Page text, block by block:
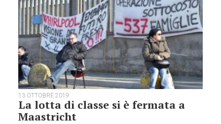
13 OTTOBRE 2019
La lotta di classe si è fermata a
Maastricht